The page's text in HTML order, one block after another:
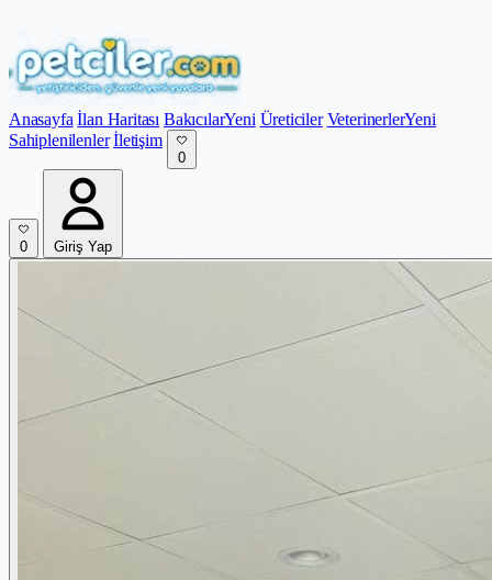
Anasayfa İlan Haritası BakıcılarYeni Üreticiler VeterinerlerYeni
Sahiplenilenler İletişim
0
0 Giriş Yap